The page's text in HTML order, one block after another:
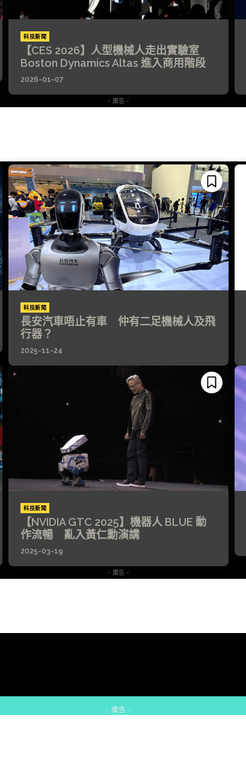
科技新聞
【CES 2026】人型機械人走出實驗室
Boston Dynamics Altas 進入商用階段
2026-01-07
- 廣告 -
科技新聞
長安汽車唔止有車 仲有二足機械人及飛
行器？
2025-11-24
科技新聞
【NVIDIA GTC 2025】機器人 BLUE 動
作流暢 亂入黃仁勳演講
2025-03-19
- 廣告 -
- 廣告 -